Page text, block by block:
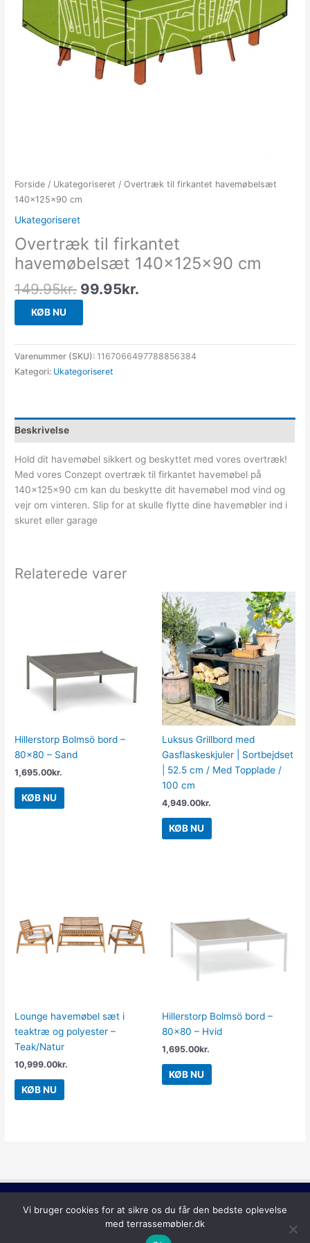
Forside / Ukategoriseret / Overtræk til firkantet havemøbelsæt
140x125x90 cm
Ukategoriseret
Overtræk til firkantet
havemøbelsæt 140x125x90 cm
149.95kr. 99.95kr.
KØB NU
Varenummer (SKU): 1167066497788856384
Kategori: Ukategoriseret
Beskrivelse
Hold dit havemøbel sikkert og beskyttet med vores overtræk!
Med vores Conzept overtræk til firkantet havemøbel på
140x125x90 cm kan du beskytte dit havemøbel mod vind og
vejr om vinteren. Slip for at skulle flytte dine havemøbler ind i
skuret eller garage
Relaterede varer
Hillerstorp Bolmsö bord –
80×80 – Sand
1,695.00kr.
KØB NU
Luksus Grillbord med
Gasflaskeskjuler | Sortbejdset
| 52.5 cm / Med Topplade /
100 cm
4,949.00kr.
KØB NU
Lounge havemøbel sæt i
teaktræ og polyester –
Teak/Natur
10,999.00kr.
KØB NU
Hillerstorp Bolmsö bord –
80×80 – Hvid
1,695.00kr.
KØB NU
Copyright © 2026 Terrassemøbler
Vi bruger cookies for at sikre os du får den bedste oplevelse
med terrassemøbler.dk